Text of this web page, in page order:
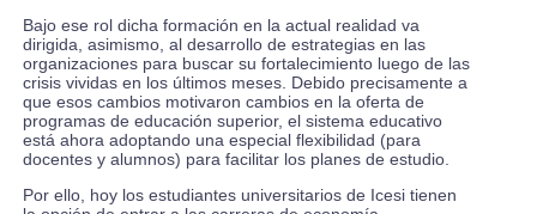
Bajo ese rol dicha formación en la actual realidad va
dirigida, asimismo, al desarrollo de estrategias en las
organizaciones para buscar su fortalecimiento luego de las
crisis vividas en los últimos meses. Debido precisamente a
que esos cambios motivaron cambios en la oferta de
programas de educación superior, el sistema educativo
está ahora adoptando una especial flexibilidad (para
docentes y alumnos) para facilitar los planes de estudio.
Por ello, hoy los estudiantes universitarios de Icesi tienen